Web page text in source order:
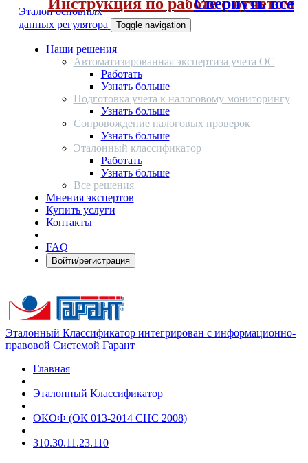
Эталон основных
данных регулятора
Toggle navigation
Наши решения
Автоматизированная экспертиза учета ОС
Работать
Узнать больше
Подготовка учета к налоговому мониторингу
Узнать больше
Сопровождение налоговых проверок
Узнать больше
Эталонный классификатор
Работать
Узнать больше
Все решения
Мнения экспертов
Купить услуги
Контакты
FAQ
Войти/регистрация
Эталонный Классификатор интегрирован с информационно-
правовой Системой Гарант
Главная
Эталонный Классификатор
ОКОФ (ОК 013-2014 СНС 2008)
310.30.11.23.110